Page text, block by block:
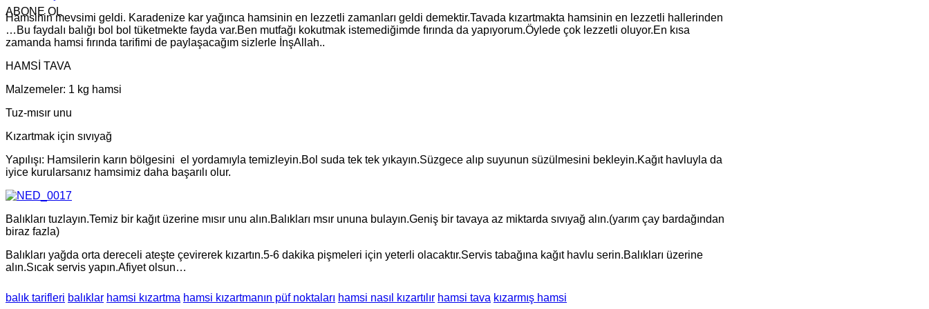
ABONE OL
Hamsinin mevsimi geldi. Karadenize kar yağınca hamsinin en lezzetli zamanları geldi demektir.Tavada kızartmakta hamsinin en lezzetli hallerinden
…Bu faydalı balığı bol bol tüketmekte fayda var.Ben mutfağı kokutmak istemediğimde fırında da yapıyorum.Öylede çok lezzetli oluyor.En kısa
zamanda hamsi fırında tarifimi de paylaşacağım sizlerle İnşAllah..
HAMSİ TAVA
Malzemeler: 1 kg hamsi
Tuz-mısır unu
Kızartmak için sıvıyağ
Yapılışı: Hamsilerin karın bölgesini el yordamıyla temizleyin.Bol suda tek tek yıkayın.Süzgece alıp suyunun süzülmesini bekleyin.Kağıt havluyla da
iyice kurularsanız hamsimiz daha başarılı olur.
Balıkları tuzlayın.Temiz bir kağıt üzerine mısır unu alın.Balıkları msır ununa bulayın.Geniş bir tavaya az miktarda sıvıyağ alın.(yarım çay bardağından
biraz fazla)
Balıkları yağda orta dereceli ateşte çevirerek kızartın.5-6 dakika pişmeleri için yeterli olacaktır.Servis tabağına kağıt havlu serin.Balıkları üzerine
alın.Sıcak servis yapın.Afiyet olsun…
balık tarifleri balıklar hamsi kızartma hamsi kızartmanın püf noktaları hamsi nasıl kızartılır hamsi tava kızarmış hamsi